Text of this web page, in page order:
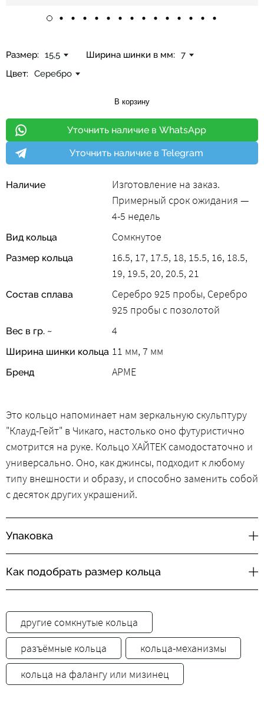
Размер: 15,5 Ширина шинки в мм:
7
Цвет:
Серебро
В корзину
Уточнить наличие в WhatsApp
Уточнить наличие в Telegram
Наличие
Изготовление на заказ.
Примерный срок ожидания —
4-5 недель
Вид кольца Сомкнутое
Размер кольца
16.5, 17, 17.5, 18, 15.5, 16, 18.5,
19, 19.5, 20, 20.5, 21
Состав сплава
Серебро 925 пробы, Серебро
925 пробы с позолотой
Вес в гр. ~ 4
Ширина шинки кольца 11 мм, 7 мм
Бренд АРМЕ
Это кольцо напоминает нам зеркальную скульптуру
"Клауд-Гейт" в Чикаго, настолько оно футуристично
смотрится на руке. Кольцо ХАЙТЕК самодостаточно и
универсально. Оно, как джинсы, подходит к любому
типу внешности и образу, и способно заменить собой
с десяток других украшений.
Упаковка
Как подобрать размер кольца
другие сомкнутые кольца
разъёмные кольца
кольца-механизмы
кольца на фалангу или мизинец